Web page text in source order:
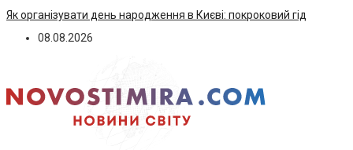
Як організувати день народження в Києві: покроковий гід
08.08.2026